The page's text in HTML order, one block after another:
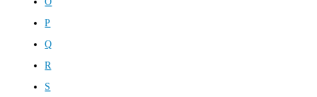
P
Q
R
S